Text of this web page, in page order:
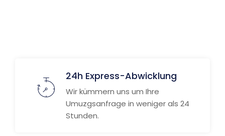
24h Express-Abwicklung
Wir kümmern uns um Ihre
Umuzgsanfrage in weniger als 24
Stunden.